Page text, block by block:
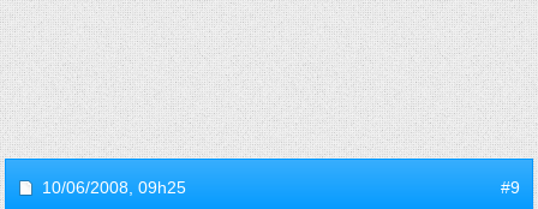
10/06/2008, 09h25 #9